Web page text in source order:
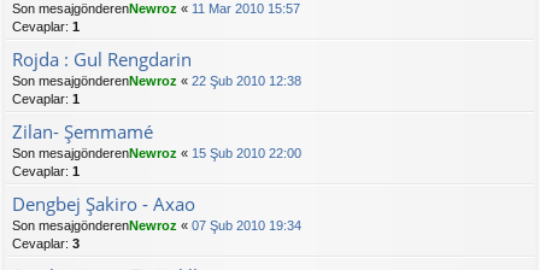
Son mesajgönderenNewroz « 11 Mar 2010 15:57
Cevaplar: 1
Rojda : Gul Rengdarin
Son mesajgönderenNewroz « 22 Şub 2010 12:38
Cevaplar: 1
Zilan- Şemmamé
Son mesajgönderenNewroz « 15 Şub 2010 22:00
Cevaplar: 1
Dengbej Şakiro - Axao
Son mesajgönderenNewroz « 07 Şub 2010 19:34
Cevaplar: 3